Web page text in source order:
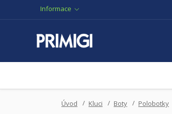
Informace
Úvod Kluci Boty Polobotky